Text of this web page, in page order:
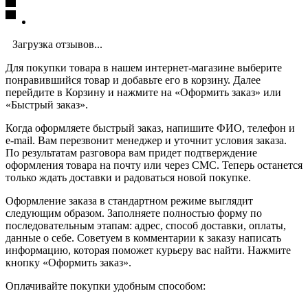
Загрузка отзывов...
Для покупки товара в нашем интернет-магазине выберите
понравившийся товар и добавьте его в корзину. Далее
перейдите в Корзину и нажмите на «Оформить заказ» или
«Быстрый заказ».
Когда оформляете быстрый заказ, напишите ФИО, телефон и
e-mail. Вам перезвонит менеджер и уточнит условия заказа.
По результатам разговора вам придет подтверждение
оформления товара на почту или через СМС. Теперь останется
только ждать доставки и радоваться новой покупке.
Оформление заказа в стандартном режиме выглядит
следующим образом. Заполняете полностью форму по
последовательным этапам: адрес, способ доставки, оплаты,
данные о себе. Советуем в комментарии к заказу написать
информацию, которая поможет курьеру вас найти. Нажмите
кнопку «Оформить заказ».
Оплачивайте покупки удобным способом: